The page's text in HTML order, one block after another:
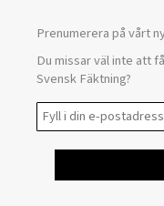
Prenumerera på vårt
Du missar väl inte att
Svensk Fäktning?